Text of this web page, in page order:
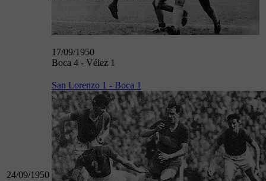
17/09/1950
Boca 4 - Vélez 1
24/09/1950
San Lorenzo 1 - Boca 1